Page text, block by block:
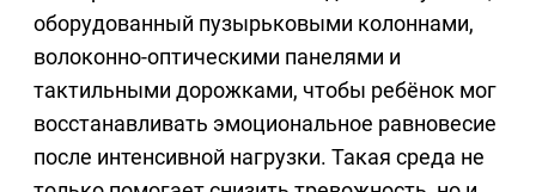
оборудованный пузырьковыми колоннами,
волоконно-оптическими панелями и
тактильными дорожками, чтобы ребёнок мог
восстанавливать эмоциональное равновесие
после интенсивной нагрузки. Такая среда не